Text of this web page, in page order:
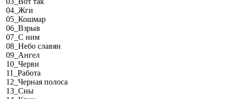
04_Жги
05_Кошмар
06_Взрыв
07_С ним
08_Небо славян
09_Ангел
10_Черви
11_Работа
12_Черная полоса
13_Сны